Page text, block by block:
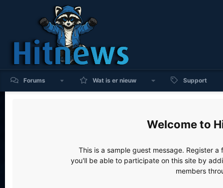
Forums Wat is er nieuw Support
This is a sample guest message. Register
you'll be able to participate on this site by
members